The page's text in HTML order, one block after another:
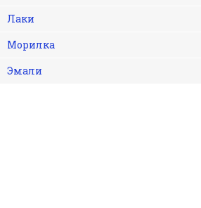
Лаки
Морилка
Эмали